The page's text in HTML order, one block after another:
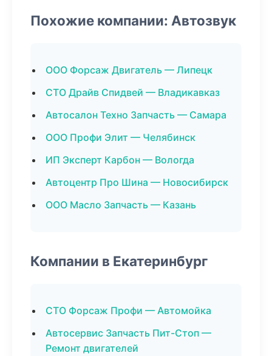
Похожие компании: Автозвук
ООО Форсаж Двигатель — Липецк
СТО Драйв Спидвей — Владикавказ
Автосалон Техно Запчасть — Самара
ООО Профи Элит — Челябинск
ИП Эксперт Карбон — Вологда
Автоцентр Про Шина — Новосибирск
ООО Масло Запчасть — Казань
Компании в Екатеринбург
СТО Форсаж Профи — Автомойка
Автосервис Запчасть Пит-Стоп —
Ремонт двигателей